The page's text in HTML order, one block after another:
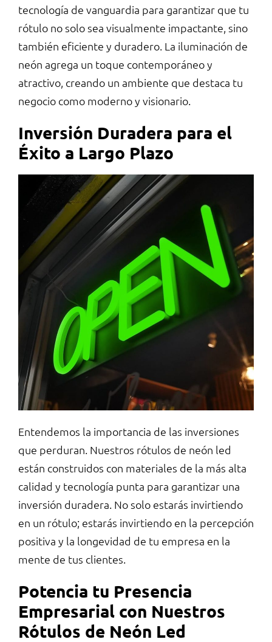
tecnología de vanguardia para garantizar que tu
rótulo no solo sea visualmente impactante, sino
también eficiente y duradero. La iluminación de
neón agrega un toque contemporáneo y
atractivo, creando un ambiente que destaca tu
negocio como moderno y visionario.
Inversión Duradera para el
Éxito a Largo Plazo
Entendemos la importancia de las inversiones
que perduran. Nuestros rótulos de neón led
están construidos con materiales de la más alta
calidad y tecnología punta para garantizar una
inversión duradera. No solo estarás invirtiendo
en un rótulo; estarás invirtiendo en la percepción
positiva y la longevidad de tu empresa en la
mente de tus clientes.
Potencia tu Presencia
Empresarial con Nuestros
Rótulos de Neón Led